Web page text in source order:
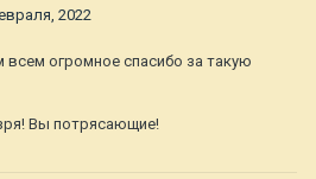
2022
всем огромное спасибо за такую
Вы потрясающие!